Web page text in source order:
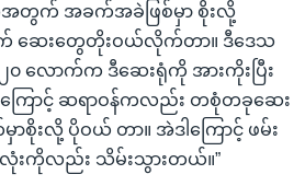
က် အခက်အခဲဖြစ်မှာ စိုးလို့
ဆေးတွေတိုးဝယ်လိုက်တာ။ ဒီဒေသ
၊ ၂၀ လောက်က ဒီဆေးရုံကို အားကိုးပြီး
ကြောင့် ဆရာဝန်ကလည်း တစုံတခုဆေး
ာစိုးလို့ ပိုဝယ် တာ။ အဲဒါကြောင့် ဖမ်း
ကိုလည်း သိမ်းသွားတယ်။”